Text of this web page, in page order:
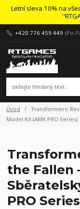
Letní sleva 10% na
+420 776 459 449 (Po-
Úvod
Transformers:
Model Kit (AMK PRO Series)
the Fallen
PRO